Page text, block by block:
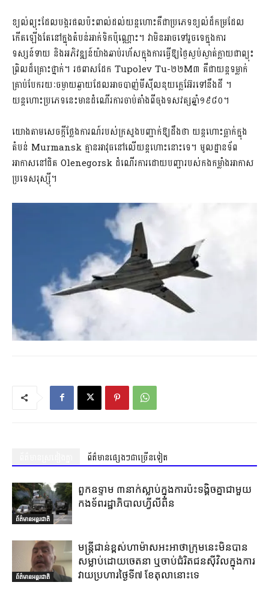
ខ្យល់ព្យុះដែលបង្ករផលប៉ះពាល់ដល់​យន្ដ​ហោះគឺជាប្រភេទខ្យល់ដ៏កម្រដែល
កើតឡើងតែនៅក្នុងតំបន់អាក់ទិកប៉ុណ្ណោះ​។ វា​​មិន​អាច​​ទៅរួចទេក្នុងការ
ទស្សន៍ទាយ និ​ង​អភិវឌ្ឍន៍យ៉ាងឆាប់រហ័ស​ក្នុងការធ្វើឱ្យថ្ងៃស្ងប់ស្ងាត់​ក្លាយ​ជាព្យុះ
ព្រិលដ៏គ្រោះថ្នាក់។ រថពាសដែក Tupolev Tu-២២M៣ គឺជាយន្ត​ទម្លាក់​
គ្រាប់​បែក​រយៈចម្ងាយឆ្ងាយដែលអាចបាញ់មីស៊ីលនុយក្លេអ៊ែរទៅនឹងដី ។
យន្តហោះប្រភេទនេះ​មាន​ដំណើរការ​ចាប់​​តាំង​ពីចុងទសវត្សឆ្នាំ១៩៨០។
យោងតាមសេចក្តីថ្លែង​ការណ៍របស់​ក្រសួង​បញ្ជាក់ឱ្យដឹង​ថា យន្តហោះធ្លាក់ក្នុង
តំបន់ Murmansk គ្មានអាវុធនៅលើយន្តហោះនោះទេ។ មូលដ្ឋាន​ទ័ព​
អាកាស​នៅជិត Olenegorsk ដំណើរការដោយ​បញ្ជារបស់កងកម្លាំងអាកាស​
ប្រទេស​រុស្ស៊ី។
ព័ត៌មានផ្សេងៗជាច្រើនទៀត
ព័ត៌មានអន្តរជាតិ
ពួកឧទ្ទាម ៣នាក់ស្លាប់ក្នុងការប៉ះទង្គិចគ្នាជាមួយ
កងទ័ពរដ្ឋាភិបាលហ្វីលីពីន
ព័ត៌មានអន្តរជាតិ
មន្ត្រីជាន់ខ្ពស់ហាម៉ាសអះអាថាក្រុមនេះមិនបាន
សម្លាប់ដោយចេតនា ឬចាប់ជំរិតជនស៊ីវិលក្នុងការ
វាយប្រហារថ្ងៃទី៧ ខែតុលានោះទេ